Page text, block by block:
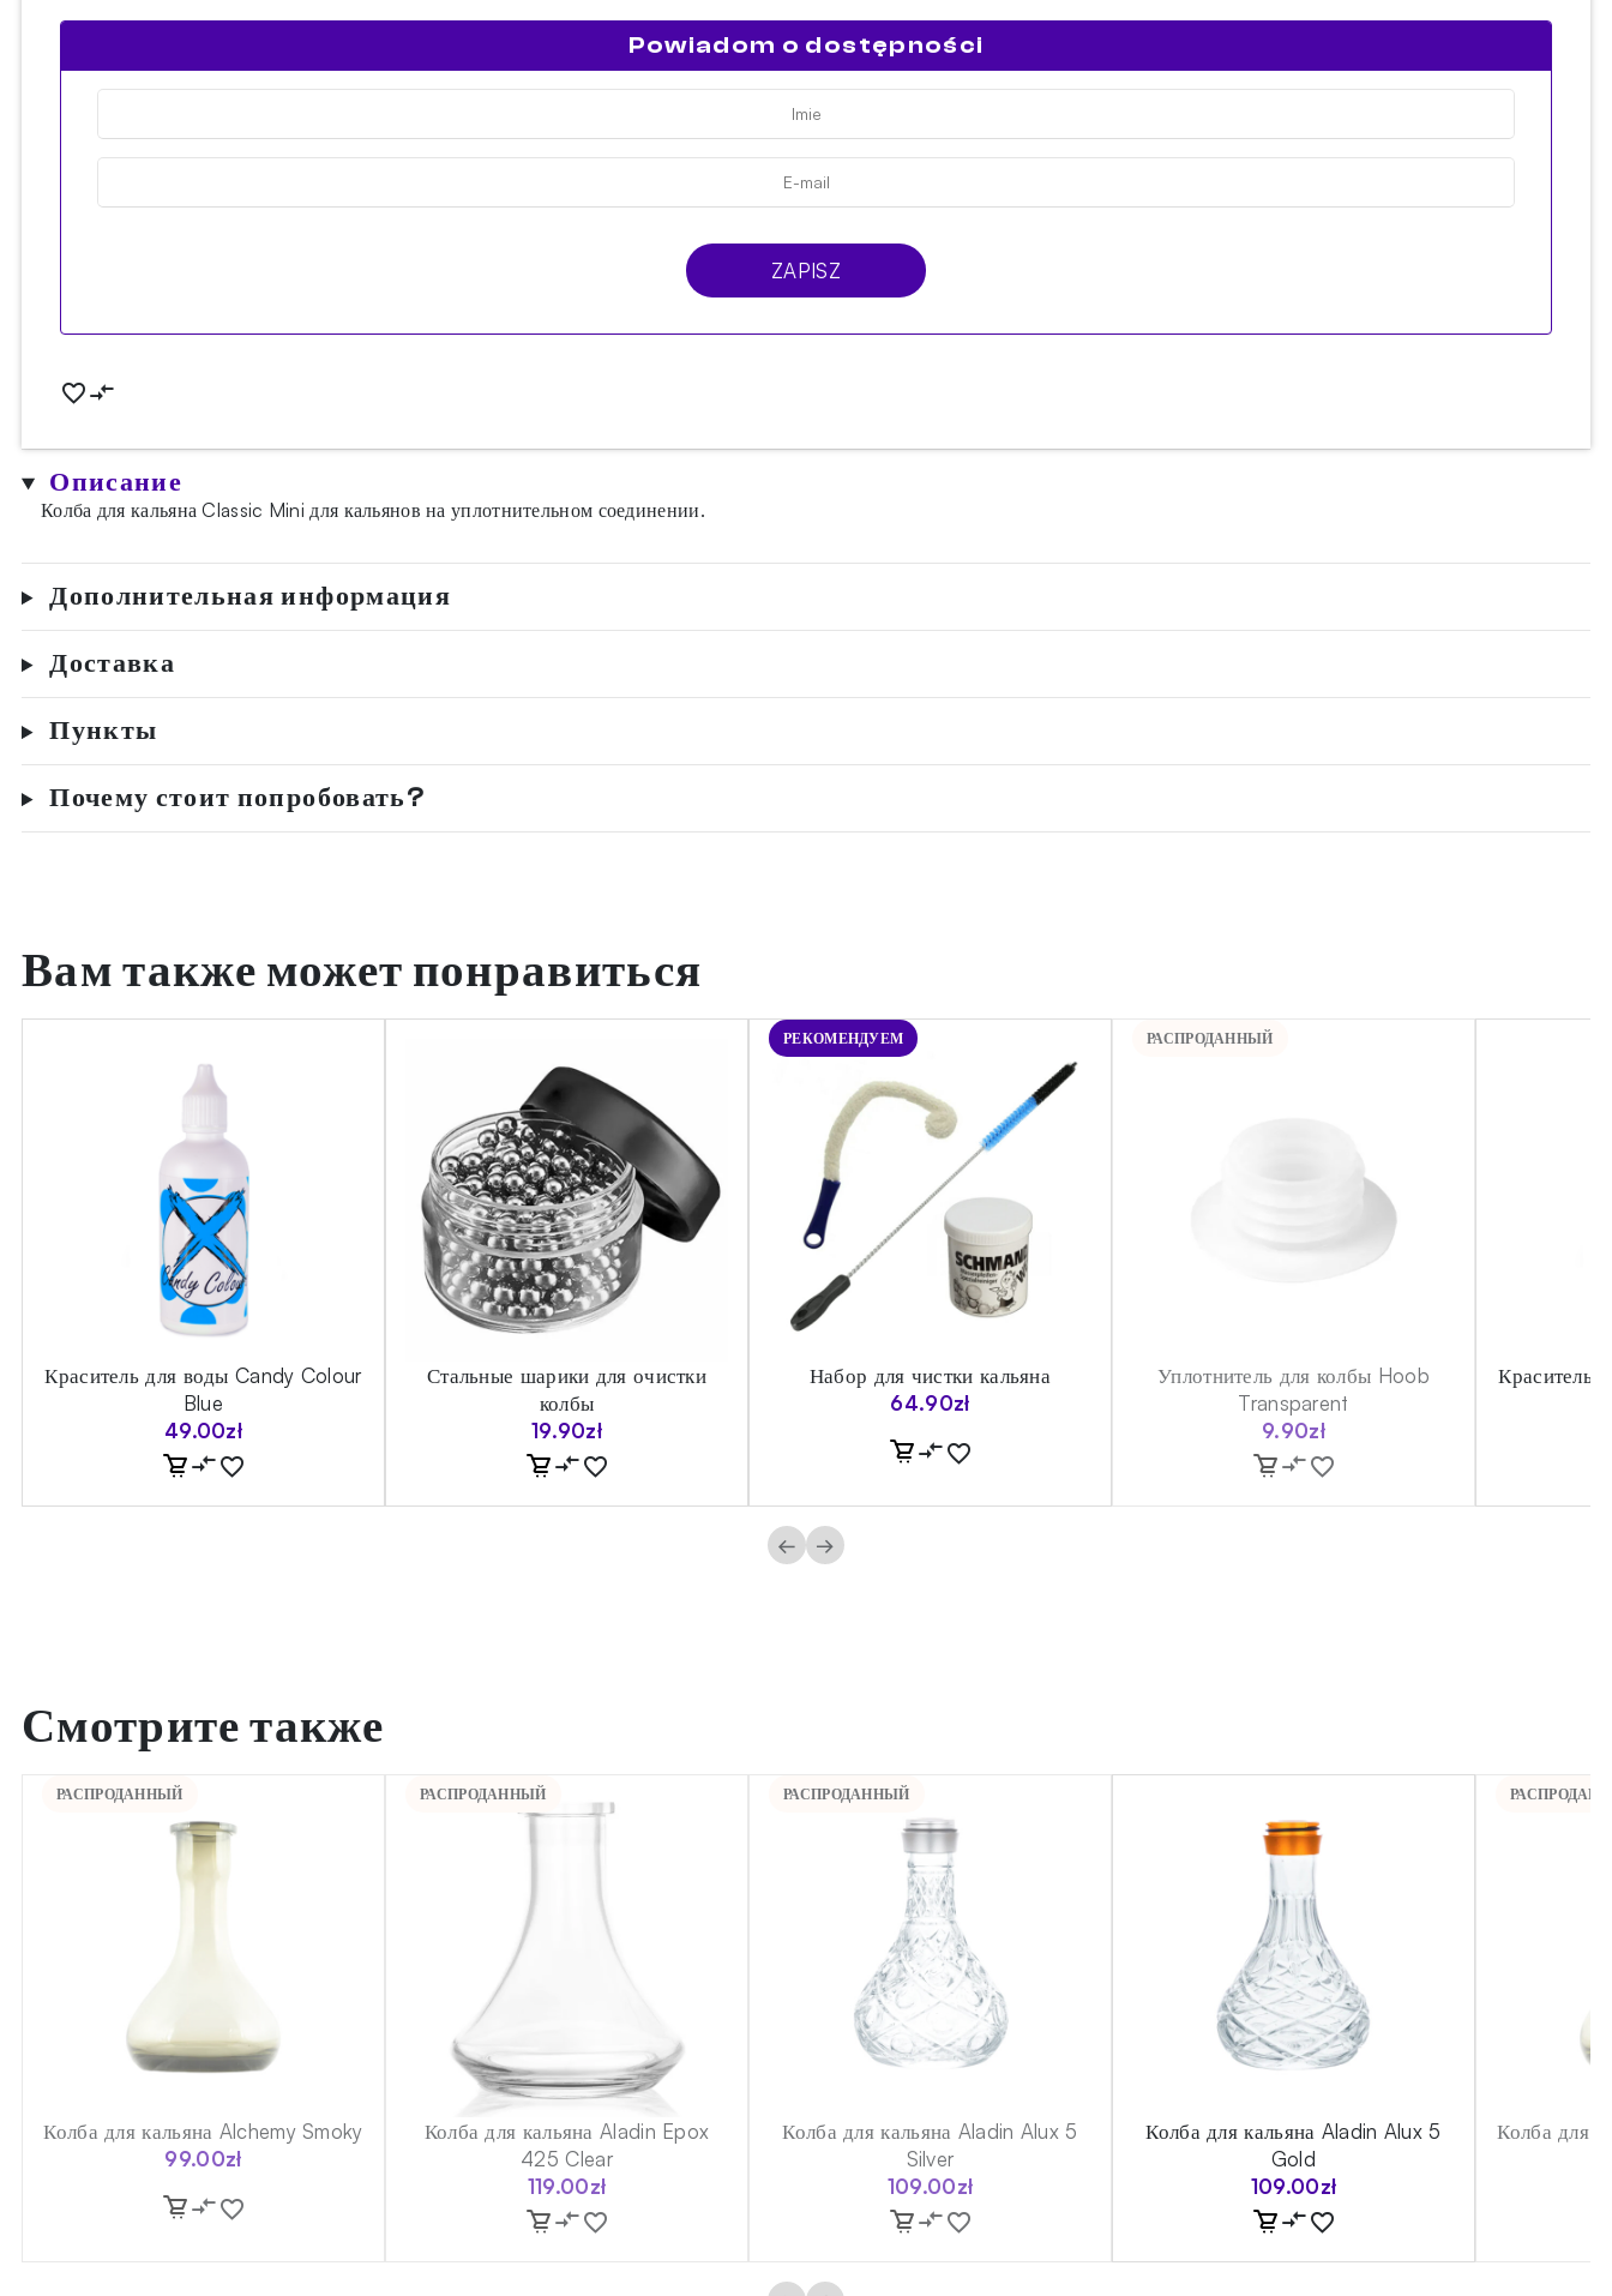
Powiadom o dostępności
ZAPISZ
Описание
Колба для кальяна Classic Mini для кальянов на уплотнительном соединении.
Дополнительная информация
Доставка
Пункты
Почему стоит попробовать?
Вам также может понравиться
Краситель для воды Candy Colour
Blue
49.00zł
Стальные шарики для очистки
колбы
19.90zł
РЕКОМЕНДУЕМ
Набор для чистки кальяна
64.90zł
РАСПРОДАННЫЙ
Уплотнитель для колбы Hoob
Transparent
9.90zł
Краситель
← →
Смотрите также
РАСПРОДАННЫЙ
Колба для кальяна Alchemy Smoky
99.00zł
РАСПРОДАННЫЙ
Колба для кальяна Aladin Epox
425 Clear
119.00zł
РАСПРОДАННЫЙ
Колба для кальяна Aladin Alux 5
Silver
109.00zł
Колба для кальяна Aladin Alux 5
Gold
109.00zł
Колба для